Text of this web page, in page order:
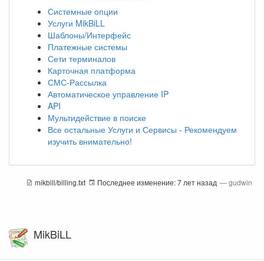
Системные опции
Услуги MikBiLL
Шаблоны/Интерфейс
Платежные системы
Сети терминалов
Карточная платформа
СМС-Рассылка
Автоматическое управление IP
API
Мультидействие в поиске
Все остальные Услуги и Сервисы - Рекомендуем
изучить внимательно!
mikbill/billing.txt Последнее изменение:7 лет назад —gudwin
MikBiLL